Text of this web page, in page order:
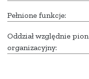
Pełnione funkcje:
Oddział względnie pion
organizacyjny: